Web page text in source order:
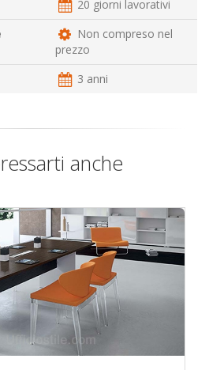
20 giorni lavorativi
Non compreso nel
prezzo
3 anni
anche